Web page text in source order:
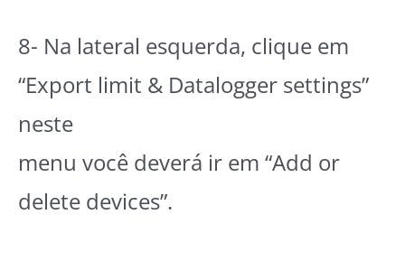
8- Na lateral esquerda, clique em
“Export limit & Datalogger settings”
neste
menu você deverá ir em “Add or
delete devices”.